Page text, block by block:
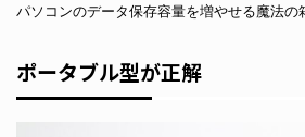
パソコンのデータ保存容量を増やせる魔法の
ポータブル型が正解